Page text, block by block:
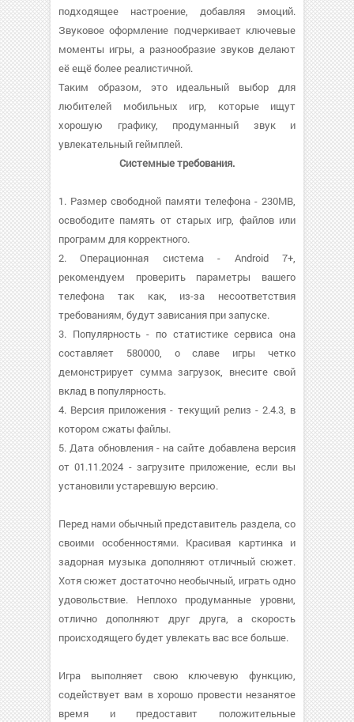
подходящее настроение, добавляя эмоций.
Звуковое оформление подчеркивает ключевые
моменты игры, а разнообразие звуков делают
её ещё более реалистичной.
Таким образом, это идеальный выбор для
любителей мобильных игр, которые ищут
хорошую графику, продуманный звук и
увлекательный геймплей.
Системные требования.
1. Размер свободной памяти телефона - 230MB,
освободите память от старых игр, файлов или
программ для корректного.
2. Операционная система - Android 7+,
рекомендуем проверить параметры вашего
телефона так как, из-за несоответствия
требованиям, будут зависания при запуске.
3. Популярность - по статистике сервиса она
составляет 580000, о cлаве игры четко
демонстрирует сумма загрузок, внесите свой
вклад в популярность.
4. Версия приложения - текущий релиз - 2.4.3, в
котором сжаты файлы.
5. Дата обновления - на сайте добавлена версия
от 01.11.2024 - загрузите приложение, если вы
установили устаревшую версию.
Перед нами обычный представитель раздела, со
своими особенностями. Красивая картинка и
задорная музыка дополняют отличный сюжет.
Хотя сюжет достаточно необычный, играть одно
удовольствие. Неплохо продуманные уровни,
отлично дополняют друг друга, а скорость
происходящего будет увлекать вас все больше.
Игра выполняет свою ключевую функцию,
содействует вам в хорошо провести незанятое
время и предоставит положительные